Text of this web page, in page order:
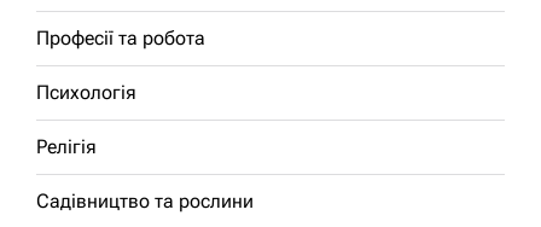
Професії та робота
Психологія
Релігія
Садівництво та рослини